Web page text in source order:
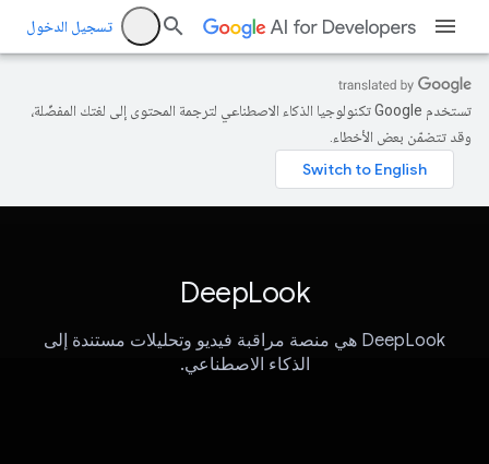
تسجيل الدخول
تستخدم Google تكنولوجيا الذكاء الاصطناعي لترجمة المحتوى إلى لغتك المفضّلة،
وقد تتضمّن بعض الأخطاء.
DeepLook
‫DeepLook هي منصة مراقبة فيديو وتحليلات مستندة إلى
الذكاء الاصطناعي.